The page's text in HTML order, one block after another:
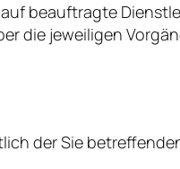
beauftragte
die jeweiligen
der Sie